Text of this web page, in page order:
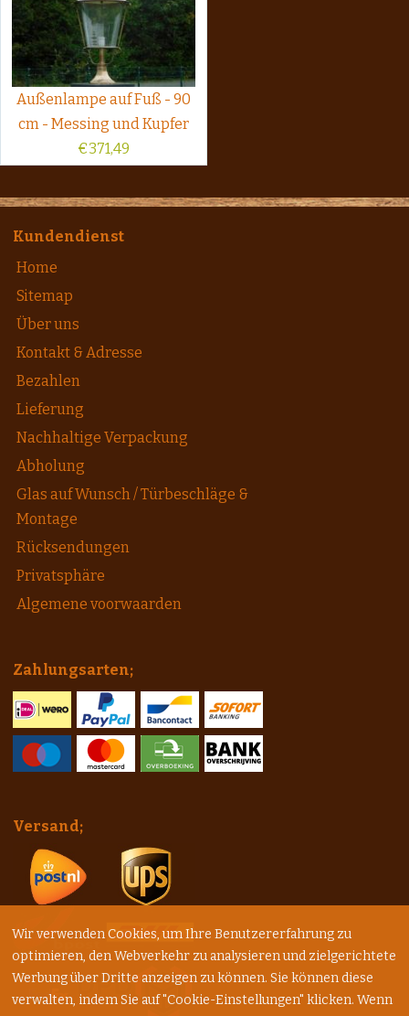
Außenlampe auf Fuß - 90
cm - Messing und Kupfer
€371,49
Kundendienst
Home
Sitemap
Über uns
Kontakt & Adresse
Bezahlen
Lieferung
Nachhaltige Verpackung
Abholung
Glas auf Wunsch / Türbeschläge &
Montage
Rücksendungen
Privatsphäre
Algemene voorwaarden
Zahlungsarten;
Versand;
Wir verwenden Cookies, um Ihre Benutzererfahrung zu
optimieren, den Webverkehr zu analysieren und zielgerichtete
Werbung über Dritte anzeigen zu können. Sie können diese
verwalten, indem Sie auf "Cookie-Einstellungen" klicken. Wenn